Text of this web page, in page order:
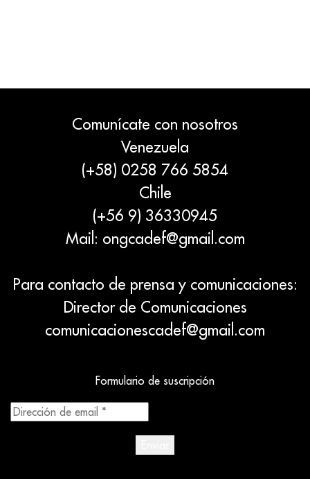
Comunícate con nosotros
Venezuela
(+58) 0258 766 5854
Chile
(+56 9) 36330945
Mail: ongcadef@gmail.com
Para contacto de prensa y comunicaciones:
Director de Comunicaciones
comunicacionescadef@gmail.com
Formulario de suscripción
email
*